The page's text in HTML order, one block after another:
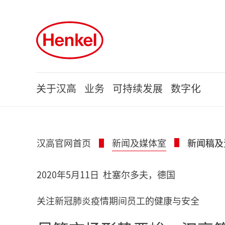
关于汉高 业务 可持续发展 数字化
汉高官网首页 新闻及媒体室 新闻稿
2020年5月11日 杜塞尔多夫，德国
关注新冠肺炎疫情期间员工的健康与安全